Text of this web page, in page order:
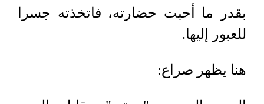
بقدر ما أحبت حضارته، فاتخذته جسرا
للعبور إليها.
هنا يظهر صراع: